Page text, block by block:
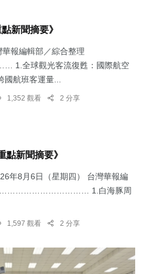
新聞摘要》
報編輯部／綜合整理
觀光客流復甦：國際航空
航班客運量...
1,352 觀看 2 分享
點新聞摘要》
年8月6日（星期四） 台灣華報編
1.​白海豚周
1,597 觀看 2 分享